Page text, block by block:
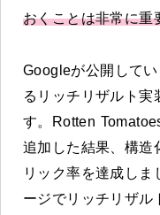
おくことは非常に重
Googleが公開して
るリッチリザルト実
す。Rotten
追加した結果、構造
リック率を達成し
ージでリッチリザル